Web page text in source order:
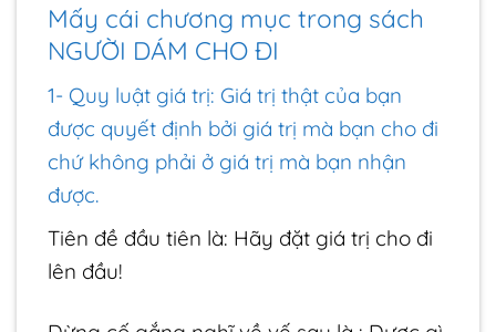
Mấy cái chương mục trong sách
NGƯỜI DÁM CHO ĐI
1- Quy luật giá trị: Giá trị thật của bạn
được quyết định bởi giá trị mà bạn cho đi
chứ không phải ở giá trị mà bạn nhận
được.
Tiên đề đầu tiên là: Hãy đặt giá trị cho đi
lên đầu!